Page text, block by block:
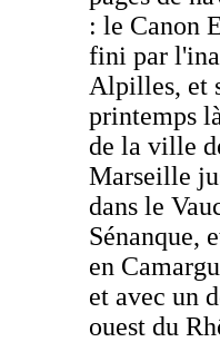
: le Canon
fini par
Alpilles, et
printemps
de la ville
Marseille
dans le
Sénanque,
en
et avec un
ouest du